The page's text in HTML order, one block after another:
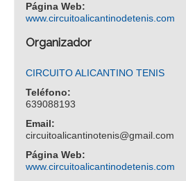
Página Web:
www.circuitoalicantinodetenis.com
Organizador
CIRCUITO ALICANTINO TENIS
Teléfono:
639088193
Email:
circuitoalicantinotenis@gmail.com
Página Web:
www.circuitoalicantinodetenis.com